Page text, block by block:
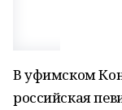
В уфимском
российская